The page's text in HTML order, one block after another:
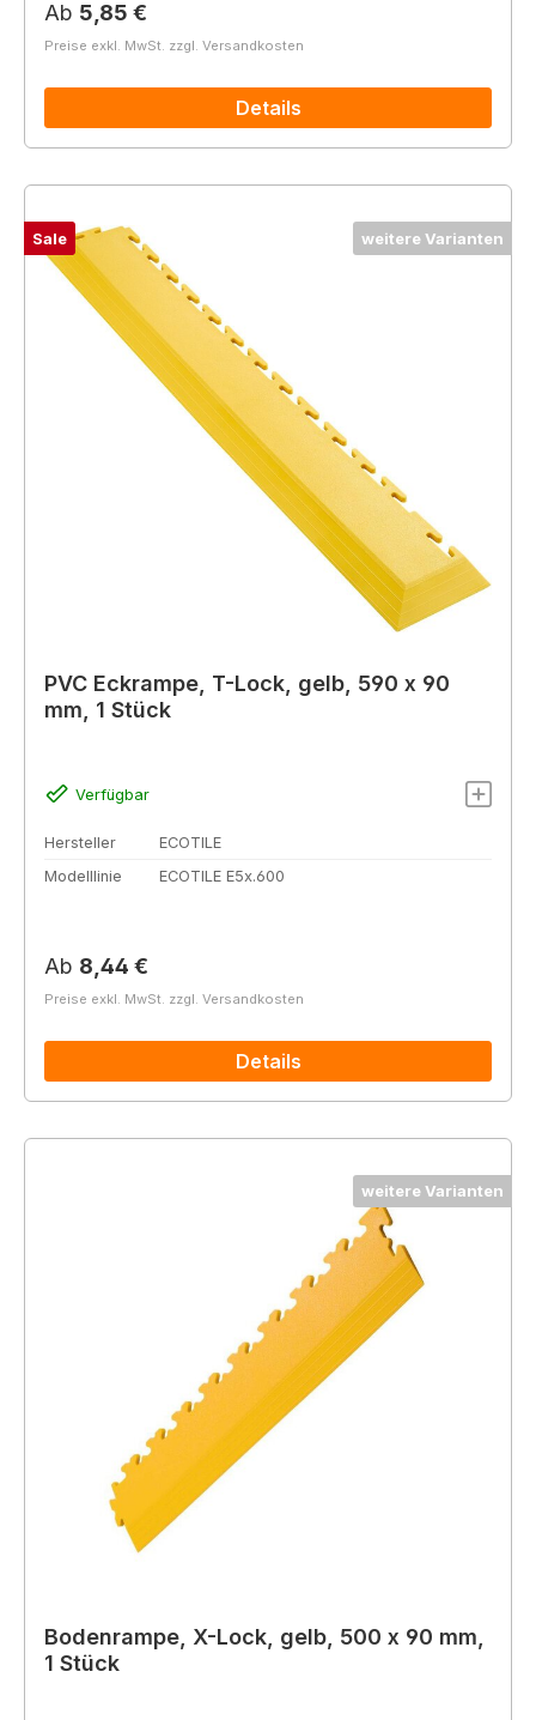
Regulärer Preis:
Ab 5,85 €
Preise exkl. MwSt. zzgl. Versandkosten
Details
weitere Varianten
Sale
PVC Eckrampe, T-Lock, gelb, 590 x 90
mm, 1 Stück
Verfügbar
Hersteller
ECOTILE
Modelllinie
ECOTILE E5x.600
Regulärer Preis:
Ab 8,44 €
Preise exkl. MwSt. zzgl. Versandkosten
Details
weitere Varianten
Bodenrampe, X-Lock, gelb, 500 x 90 mm,
1 Stück